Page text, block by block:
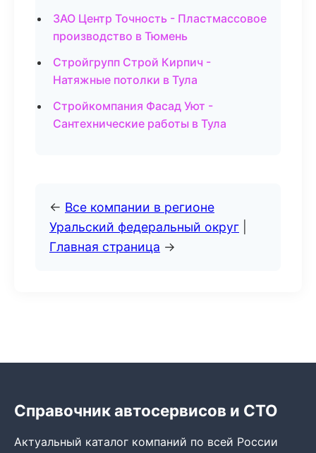
ЗАО Центр Точность - Пластмассовое
производство в Тюмень
Стройгрупп Строй Кирпич -
Натяжные потолки в Тула
Стройкомпания Фасад Уют -
Сантехнические работы в Тула
← Все компании в регионе
Уральский федеральный округ
Главная страница →
Справочник автосервисов и СТО
Актуальный каталог компаний по всей России